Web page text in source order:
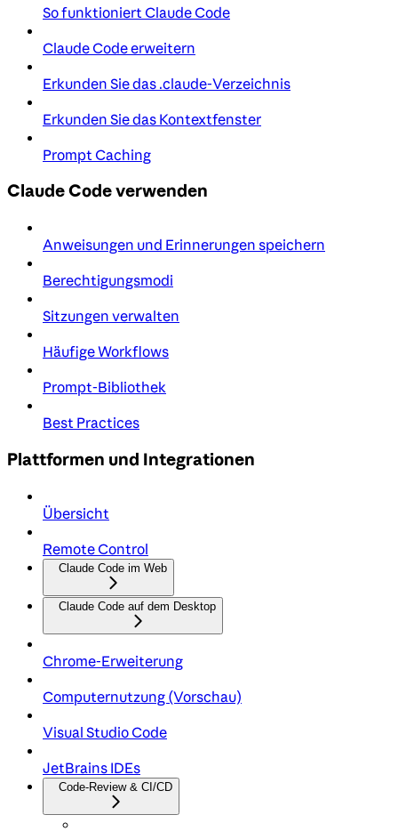
So funktioniert Claude Code
Claude Code erweitern
Erkunden Sie das .claude-Verzeichnis
Erkunden Sie das Kontextfenster
Prompt Caching
Claude Code verwenden
Anweisungen und Erinnerungen speichern
Berechtigungsmodi
Sitzungen verwalten
Häufige Workflows
Prompt-Bibliothek
Best Practices
Plattformen und Integrationen
Übersicht
Remote Control
Claude Code im Web
Claude Code auf dem Desktop
Chrome-Erweiterung
Computernutzung (Vorschau)
Visual Studio Code
JetBrains IDEs
Code-Review & CI/CD